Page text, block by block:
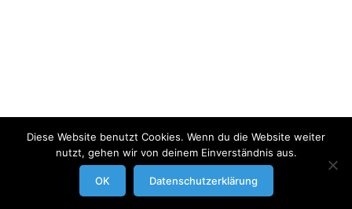
modrowgrafie.de © 2023 | Impressum/Datenschutzerklaerung
Businessportraits
Diese Website benutzt Cookies. Wenn du die Website weiter
nutzt, gehen wir von deinem Einverständnis aus.
OK Datenschutzerklärung